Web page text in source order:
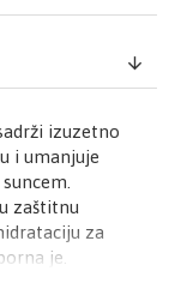
izuzetno
i umanjuje
zaštitnu
za
je.